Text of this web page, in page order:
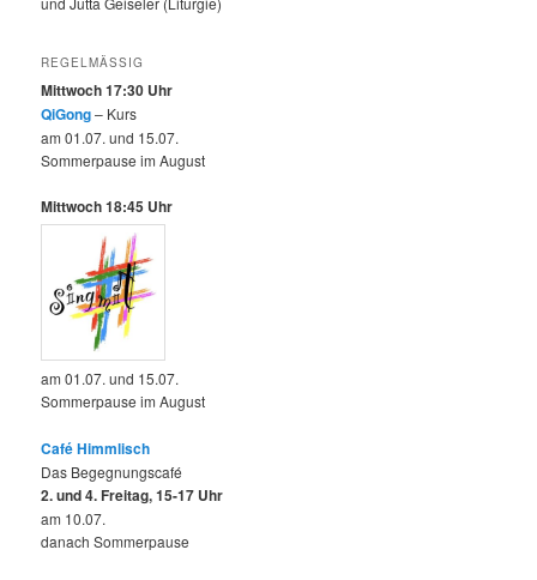
REGELMÄSSIG
Mittwoch 17:30 Uhr
QiGong– Kurs
am 01.07. und 15.07.
Sommerpause im August
Mittwoch 18:45 Uhr
am 01.07. und 15.07.
Sommerpause im August
Café Himmlisch
Das Begegnungscafé
2. und 4. Freitag, 15-17 Uhr
am 10.07.
danach Sommerpause